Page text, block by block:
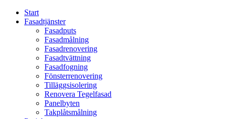
Start
Fasadtjänster
Fasadputs
Fasadmålning
Fasadrenovering
Fasadtvättning
Fasadfogning
Fönsterrenovering
Tilläggsisolering
Renovera Tegelfasad
Panelbyten
Takplåtsmålning